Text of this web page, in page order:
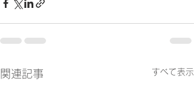
関連記事 すべて表示